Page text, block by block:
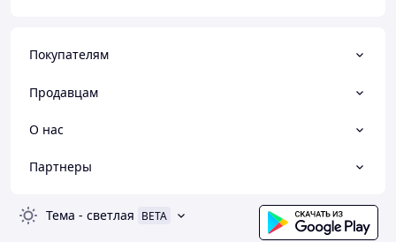
Покупателям
Продавцам
О нас
Партнеры
Тема - светлая BETA